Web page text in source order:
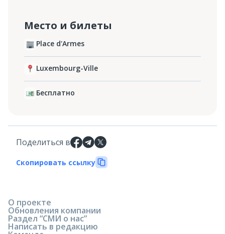
Место и билеты
Place d'Armes
Luxembourg-Ville
Бесплатно
Поделиться в
Скопировать ссылку
О проекте
Обновления компании
Раздел “СМИ о нас”
Написать в редакцию